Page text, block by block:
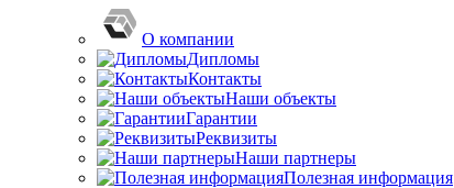
О компании
Дипломы
Контакты
Наши объекты
Гарантии
Реквизиты
Наши партнеры
Полезная информация